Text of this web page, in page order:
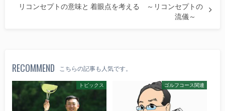
リコンセプトの意味と 着眼点を考える ～リコンセプトの
流儀～
RECOMMEND こちらの記事も人気です。
トピックス ゴルフコース関連